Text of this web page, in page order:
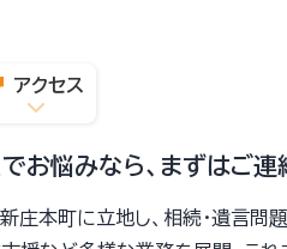
アクセス
お悩みなら、まずはご連
本町に立地し、相続・遺言問題